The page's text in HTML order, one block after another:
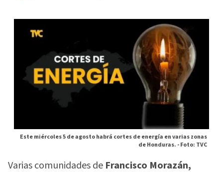
Este miércoles 5 de agosto habrá cortes de energía en varias zonas
de Honduras. -Foto: TVC
Varias comunidades de Francisco Morazán,